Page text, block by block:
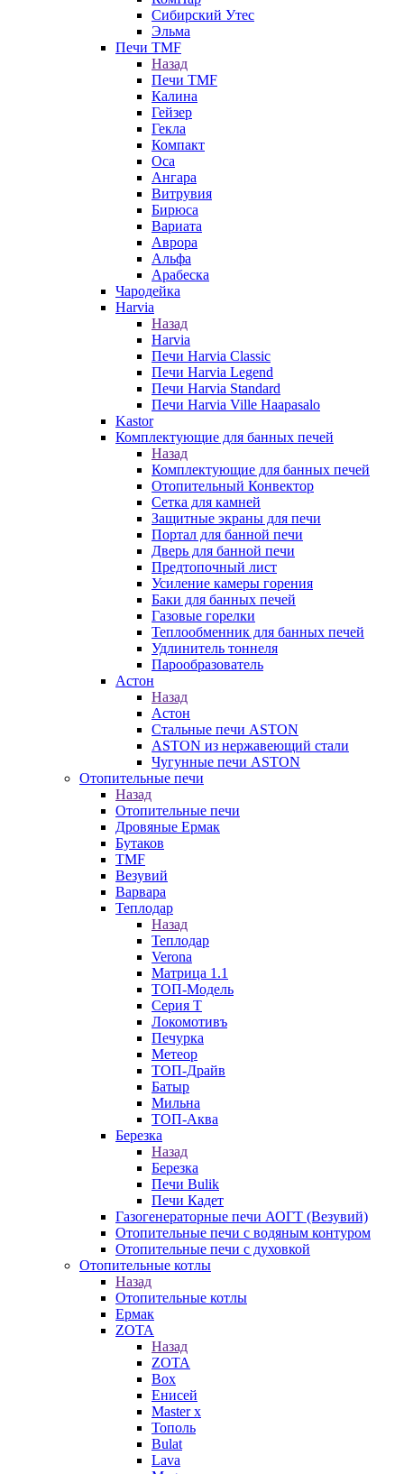
Сибирский Утес
Эльма
Печи TMF
Назад
Печи TMF
Калина
Гейзер
Гекла
Компакт
Оса
Ангара
Витрувия
Бирюса
Вариата
Аврора
Альфа
Арабеска
Чародейка
Harvia
Назад
Harvia
Печи Harvia Classic
Печи Harvia Legend
Печи Harvia Standard
Печи Harvia Ville Haapasalo
Kastor
Комплектующие для банных печей
Назад
Комплектующие для банных печей
Отопительный Конвектор
Сетка для камней
Защитные экраны для печи
Портал для банной печи
Дверь для банной печи
Предтопочный лист
Усиление камеры горения
Баки для банных печей
Газовые горелки
Теплообменник для банных печей
Удлинитель тоннеля
Парообразователь
Астон
Назад
Астон
Стальные печи ASTON
ASTON из нержавеющий стали
Чугунные печи ASTON
Отопительные печи
Назад
Отопительные печи
Дровяные Ермак
Бутаков
TMF
Везувий
Варвара
Теплодар
Назад
Теплодар
Verona
Матрица 1.1
ТОП-Модель
Серия Т
Локомотивъ
Печурка
Метеор
ТОП-Драйв
Батыр
Мильна
ТОП-Аква
Березка
Назад
Березка
Печи Bulik
Печи Кадет
Газогенераторные печи АОГТ (Везувий)
Отопительные печи с водяным контуром
Отопительные печи с духовкой
Отопительные котлы
Назад
Отопительные котлы
Ермак
ZOTA
Назад
ZOTA
Box
Енисей
Master x
Тополь
Bulat
Lava